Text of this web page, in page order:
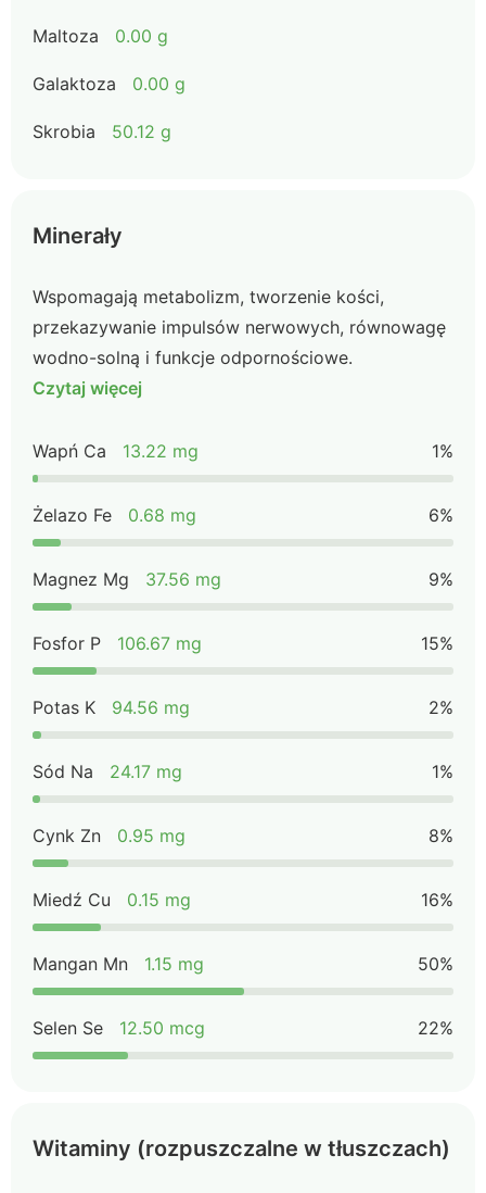
Maltoza 0.00 g
Galaktoza 0.00 g
Skrobia 50.12 g
Minerały
Wspomagają metabolizm, tworzenie kości,
przekazywanie impulsów nerwowych, równowagę
wodno-solną i funkcje odpornościowe.
Czytaj więcej
Wapń Ca 13.22 mg 1%
Żelazo Fe 0.68 mg 6%
Magnez Mg 37.56 mg 9%
Fosfor P 106.67 mg 15%
Potas K 94.56 mg 2%
Sód Na 24.17 mg 1%
Cynk Zn 0.95 mg 8%
Miedź Cu 0.15 mg 16%
Mangan Mn 1.15 mg 50%
Selen Se 12.50 mcg 22%
Witaminy (rozpuszczalne w tłuszczach)